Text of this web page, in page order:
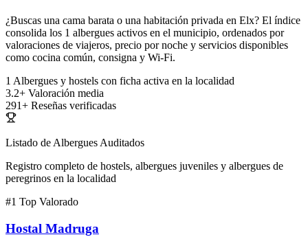
¿Buscas una cama barata o una habitación privada en Elx? El índice
consolida los 1 albergues activos en el municipio, ordenados por
valoraciones de viajeros, precio por noche y servicios disponibles
como cocina común, consigna y Wi-Fi.
1 Albergues y hostels con ficha activa en la localidad
3.2+ Valoración media
291+ Reseñas verificadas
Listado de Albergues Auditados
Registro completo de hostels, albergues juveniles y albergues de
peregrinos en la localidad
#1 Top Valorado
Hostal Madruga